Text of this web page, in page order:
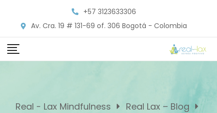
content
+57 3123633306
Av. Cra. 19 # 131-69 of. 306 Bogotá - Colombia
Real - Lax Mindfulness
Real Lax – Blog